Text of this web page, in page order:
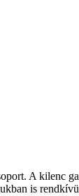
A kilenc
is